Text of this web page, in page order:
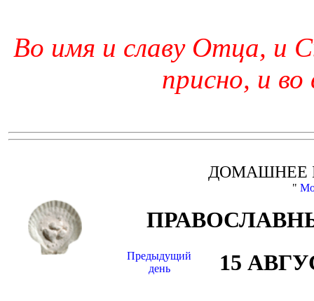
Во имя и славу Отца, и
присно, и во
ДОМАШНЕЕ
"
Предыдущий
день
15